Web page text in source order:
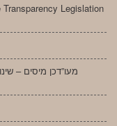
Legislation
מעו”דכן מיסים –